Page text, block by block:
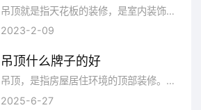
吊顶就是指天花板的装修，是室内装饰的重要部分之一，而集成吊顶是将取暖、换气、照明、金属吊顶四大功能集成一体，即厨卫间取暖、换气...
2023-2-09
吊顶什么牌子的好
吊顶，是指房屋居住环境的顶部装修。简单的说，就是指天花板的装修，是室内装饰的重要部分之一。你想知道什么牌子的吊顶好?下面小编...
2025-6-27